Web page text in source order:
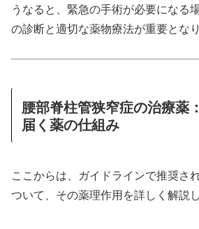
うなると、緊急の手術が必要になる
の診断と適切な薬物療法が重要となり
腰部脊柱管狭窄症の治療薬
届く薬の仕組み
ここからは、ガイドラインで推奨さ
ついて、その薬理作用を詳しく解説し